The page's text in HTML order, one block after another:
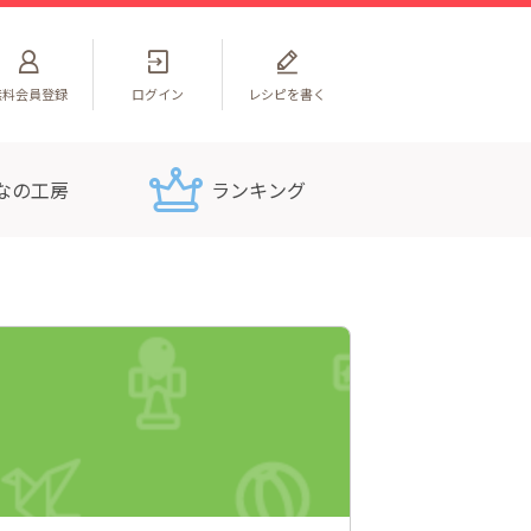
会員登録 ログイン レシピを書く
の工房 ランキング